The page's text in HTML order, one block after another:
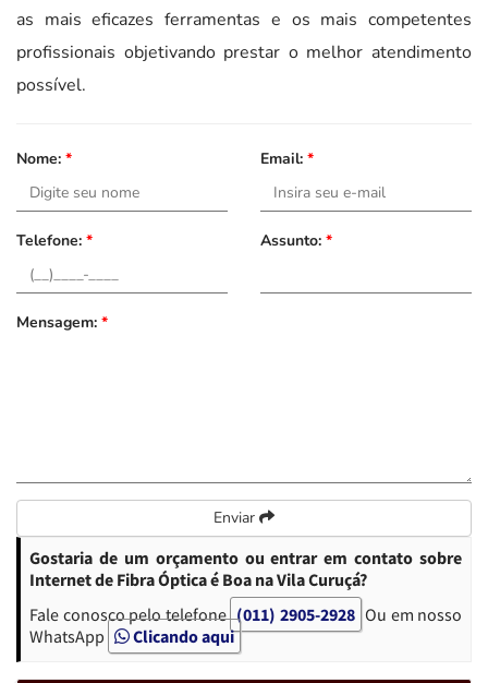
as mais eficazes ferramentas e os mais competentes
profissionais objetivando prestar o melhor atendimento
possível.
Nome: * Email: *
Telefone: * Assunto: *
Mensagem: *
Enviar
Gostaria de um orçamento ou entrar em contato sobre
Internet de Fibra Óptica é Boa na Vila Curuçá?
Fale conosco pelo telefone (011) 2905-2928 Ou em nosso
WhatsApp
Clicando aqui